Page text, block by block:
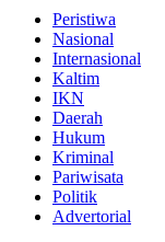
Peristiwa
Nasional
Internasional
Kaltim
IKN
Daerah
Hukum
Kriminal
Pariwisata
Politik
Advertorial